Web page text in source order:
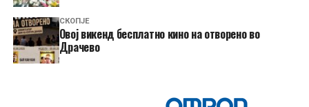
СКОПЈЕ
​Овој викенд бесплатно кино на отворено во
Драчево